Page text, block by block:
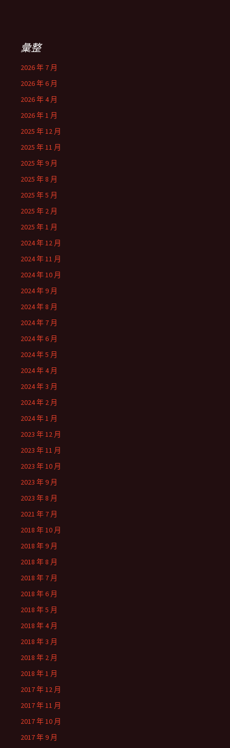
彙整
2026 年 7 月
2026 年 6 月
2026 年 4 月
2026 年 1 月
2025 年 12 月
2025 年 11 月
2025 年 9 月
2025 年 8 月
2025 年 5 月
2025 年 2 月
2025 年 1 月
2024 年 12 月
2024 年 11 月
2024 年 10 月
2024 年 9 月
2024 年 8 月
2024 年 7 月
2024 年 6 月
2024 年 5 月
2024 年 4 月
2024 年 3 月
2024 年 2 月
2024 年 1 月
2023 年 12 月
2023 年 11 月
2023 年 10 月
2023 年 9 月
2023 年 8 月
2021 年 7 月
2018 年 10 月
2018 年 9 月
2018 年 8 月
2018 年 7 月
2018 年 6 月
2018 年 5 月
2018 年 4 月
2018 年 3 月
2018 年 2 月
2018 年 1 月
2017 年 12 月
2017 年 11 月
2017 年 10 月
2017 年 9 月